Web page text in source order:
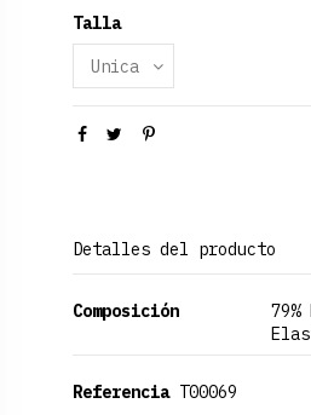
Talla
Detalles del producto
Composición
Referencia T00069